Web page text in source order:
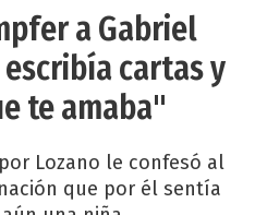
a Gabriel
cartas y
te amaba"
Lozano le confesó al
que por él sentía